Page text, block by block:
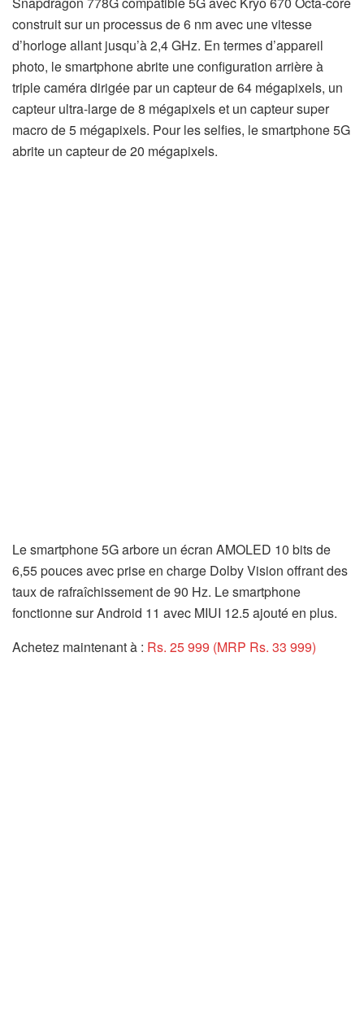
construit sur un processus de 6 nm avec une vitesse
d’horloge allant jusqu’à 2,4 GHz. En termes d’appareil
photo, le smartphone abrite une configuration arrière à
triple caméra dirigée par un capteur de 64 mégapixels, un
capteur ultra-large de 8 mégapixels et un capteur super
macro de 5 mégapixels. Pour les selfies, le smartphone 5G
abrite un capteur de 20 mégapixels.
Le smartphone 5G arbore un écran AMOLED 10 bits de
6,55 pouces avec prise en charge Dolby Vision offrant des
taux de rafraîchissement de 90 Hz. Le smartphone
fonctionne sur Android 11 avec MIUI 12.5 ajouté en plus.
Achetez maintenant à : Rs. 25 999 (MRP Rs. 33 999)